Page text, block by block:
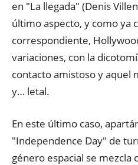
en "La llegada" (Denis
último aspecto, y como ya
correspondiente,
variaciones, con la
contacto amistoso y aquel
y… letal.
En este último caso,
"Independence Day" de
género espacial se